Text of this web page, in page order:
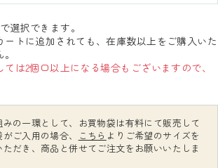
選択できます。
トに追加されても、在庫数以上をご購入いた
は2個口以上になる場合もございますので、
の一環として、お買物袋は有料にて販売して
ご入用の場合、
こちら よりご希望のサイズを
だき、商品と併せてご注文をお願いいたしま